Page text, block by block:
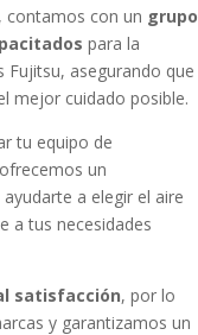
contamos con un grupo
para la
Fujitsu, asegurando que
mejor cuidado posible.
tu equipo de
un
a elegir el aire
a tus necesidades
satisfacción, por lo
y garantizamos un